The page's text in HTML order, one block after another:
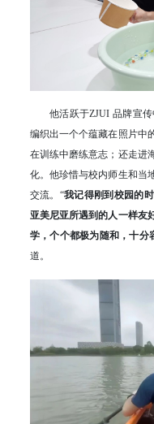
他活跃于ZJUI 品牌宣
编织出一个个蕴藏在照片中
在训练中磨练意志；还走进
化。他珍惜与校内师生和当
交流。“我记得刚到校园的
亚美尼亚所遇到的人一样友
学，个个都极为随和，十分
道。